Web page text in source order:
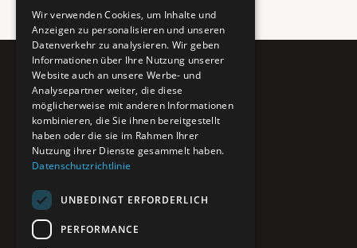
Pure BiH
Authentisches Bosnien & Herzegowina
Ein Teil des BTP Reise-Netzwerks.
POIs entdecken
Interaktive Karte
Reiseblog
Wir verwenden Cookies, um Inhalte und
Anzeigen zu personalisieren und unseren
Datenverkehr zu analysieren. Wir geben
Informationen über Ihre Nutzung unserer
Website auch an unsere Werbe- und
Analysepartner weiter, die diese
möglicherweise mit anderen Informationen
kombinieren, die Sie ihnen bereitgestellt
haben oder die sie im Rahmen Ihrer
Nutzung ihrer Dienste gesammelt haben.
Datenschutzrichtlinie
UNBEDINGT ERFORDERLICH
PERFORMANCE